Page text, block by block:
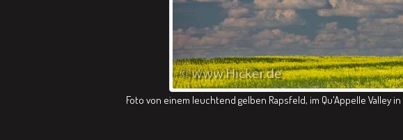
Foto von einem leuchtend gelben Rapsfeld, im Qu'Appelle Valley